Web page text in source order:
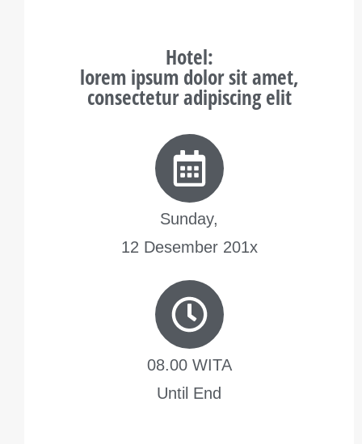
Hotel:
lorem ipsum dolor sit amet,
consectetur adipiscing elit
Sunday,
12 Desember 201x
08.00 WITA
Until End